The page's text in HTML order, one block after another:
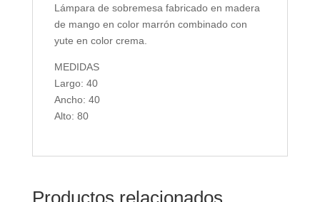
Lámpara de sobremesa fabricado en madera
de mango en color marrón combinado con
yute en color crema.
MEDIDAS
Largo: 40
Ancho: 40
Alto: 80
Productos relacionados